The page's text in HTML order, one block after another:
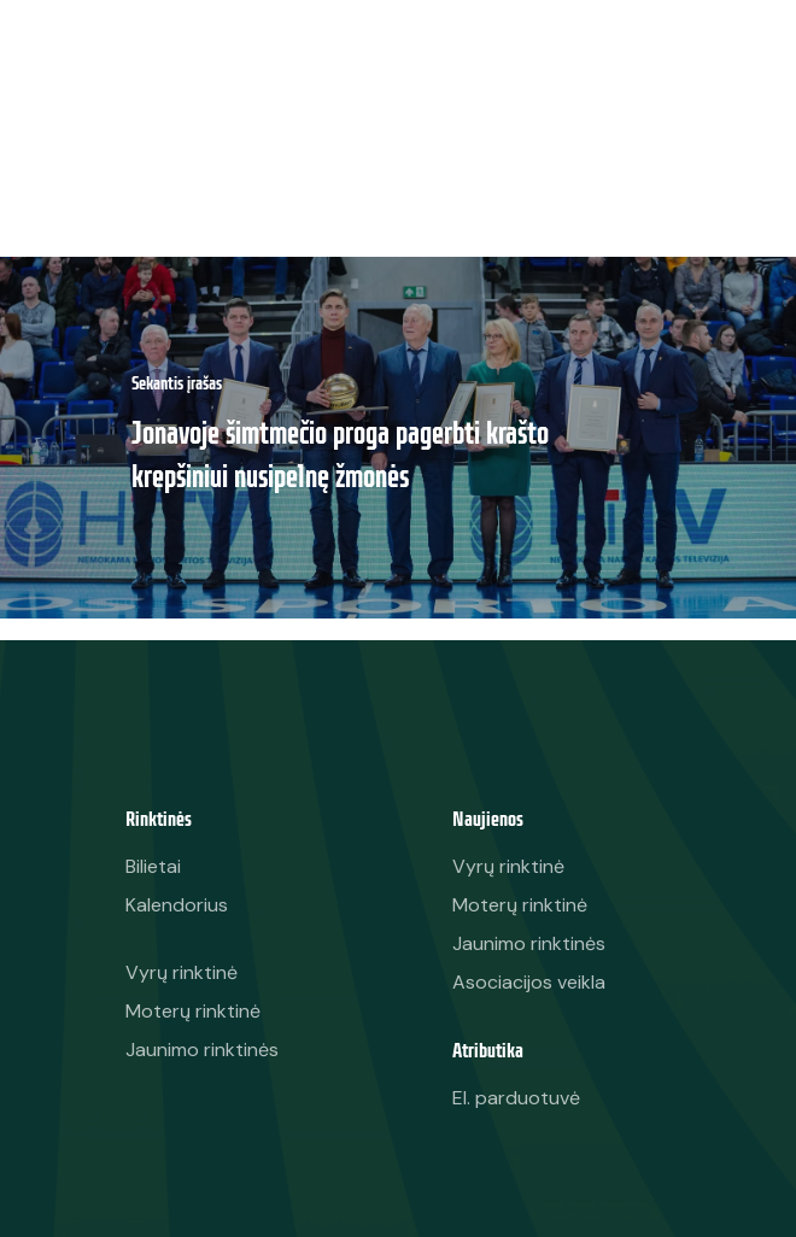
Sekantis įrašas
Jonavoje šimtmečio proga pagerbti krašto
krepšiniui nusipelnę žmonės
Rinktinės
Bilietai
Kalendorius
Vyrų rinktinė
Moterų rinktinė
Jaunimo rinktinės
Naujienos
Vyrų rinktinė
Moterų rinktinė
Jaunimo rinktinės
Asociacijos veikla
Atributika
El. parduotuvė